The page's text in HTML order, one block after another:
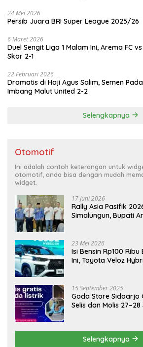
24 Mei 2026
Persib Juara BRI Super League 2025/26
6 Maret 2026
Duel Sengit Liga 1 Malam Ini, Arema FC
Skor 2-1
22 Februari 2026
Dramatis di Haji Agus Salim, Semen
Imbang Malut United 2-2
Selengkapnya
Otomotif
Ini adalah contoh keterangan untuk
otomotif, anda bisa dengan mudah
widget.
17 Juni 2026
Rally Asia Pasifik
Simalungun, Bupati
23 Mei 2026
Isi Bensin Rp100
Ini, Toyota Veloz
15 September 2025
Goda Store Sidoarjo
Selis dan Molis
Selengkapnya